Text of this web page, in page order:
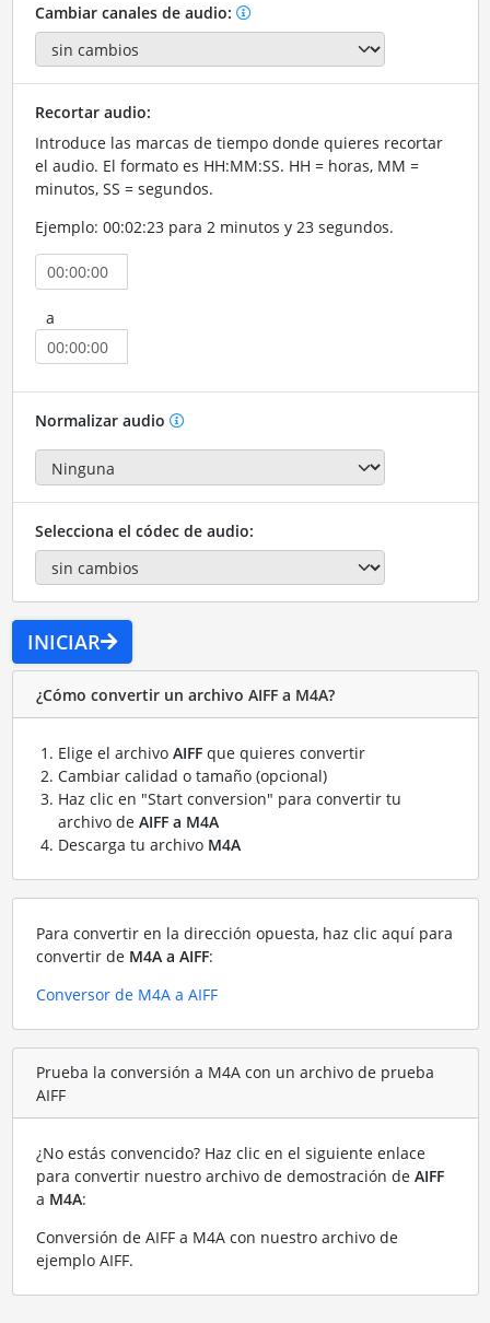
Cambiar canales de audio:
Recortar audio:
Introduce las marcas de tiempo donde quieres recortar
el audio. El formato es HH:MM:SS. HH = horas, MM =
minutos, SS = segundos.
Ejemplo: 00:02:23 para 2 minutos y 23 segundos.
a
Normalizar audio
Selecciona el códec de audio:
INICIAR
¿Cómo convertir un archivo AIFF a M4A?
Elige el archivo AIFFque quieres convertir
Cambiar calidad o tamaño (opcional)
Haz clic en "Start conversion" para convertir tu
archivo de AIFF a M4A
Descarga tu archivo M4A
Para convertir en la dirección opuesta, haz clic aquí para
convertir de M4A a AIFF:
Conversor de M4A a AIFF
Prueba la conversión a M4A con un archivo de prueba
AIFF
¿No estás convencido? Haz clic en el siguiente enlace
para convertir nuestro archivo de demostración de AIFF
a M4A:
Conversión de AIFF a M4A con nuestro archivo de
ejemplo AIFF.